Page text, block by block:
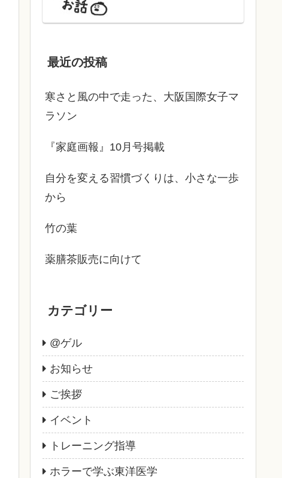
最近の投稿
寒さと風の中で走った、大阪国際女子マ
ラソン
『家庭画報』10月号掲載
自分を変える習慣づくりは、小さな一歩
から
竹の葉
薬膳茶販売に向けて
カテゴリー
@ゲル
お知らせ
ご挨拶
イベント
トレーニング指導
ホラーで学ぶ東洋医学